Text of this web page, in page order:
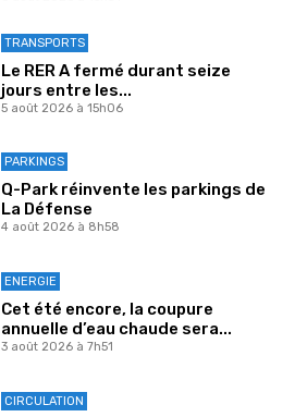
TRANSPORTS
Le RER A fermé durant seize
jours entre les...
5 août 2026 à 15h06
PARKINGS
Q-Park réinvente les parkings de
La Défense
4 août 2026 à 8h58
ENERGIE
Cet été encore, la coupure
annuelle d’eau chaude sera...
3 août 2026 à 7h51
CIRCULATION